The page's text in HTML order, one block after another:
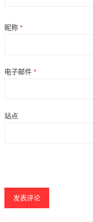
昵称 *
电子邮件 *
站点